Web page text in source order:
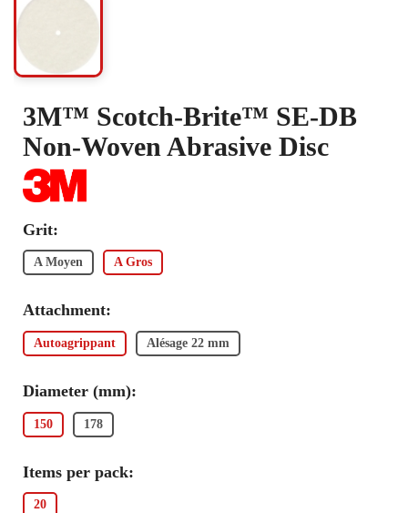
3M™ Scotch-Brite™ SE-DB
Non-Woven Abrasive Disc
Grit:
A Moyen A Gros
Attachment:
Autoagrippant Alésage 22 mm
Diameter (mm):
150 178
Items per pack:
20